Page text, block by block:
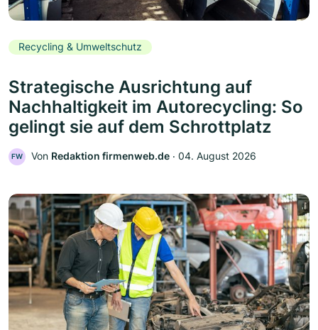
Recycling & Umweltschutz
Strategische Ausrichtung auf
Nachhaltigkeit im Autorecycling: So
gelingt sie auf dem Schrottplatz
FW Von Redaktion firmenweb.de ‧ 04. August 2026